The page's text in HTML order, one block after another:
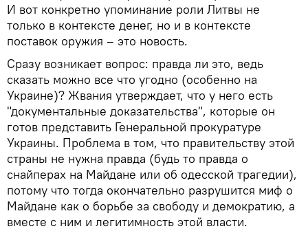
И вот конкретно упоминание роли Литвы не
только в контексте денег, но и в контексте
поставок оружия – это новость.
Сразу возникает вопрос: правда ли это, ведь
сказать можно все что угодно (особенно на
Украине)? Жвания утверждает, что у него есть
"документальные доказательства", которые он
готов представить Генеральной прокуратуре
Украины. Проблема в том, что правительству этой
страны не нужна правда (будь то правда о
снайперах на Майдане или об одесской трагедии),
потому что тогда окончательно разрушится миф о
Майдане как о борьбе за свободу и демократию, а
вместе с ним и легитимность этой власти.